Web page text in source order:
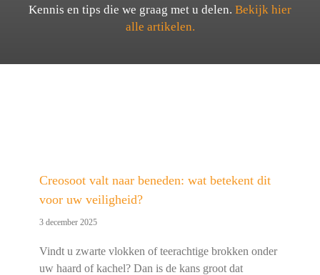
Kennis en tips die we graag met u delen. Bekijk hier
alle artikelen.
Creosoot valt naar beneden: wat betekent dit
voor uw veiligheid?
3 december 2025
Vindt u zwarte vlokken of teerachtige brokken onder
uw haard of kachel? Dan is de kans groot dat